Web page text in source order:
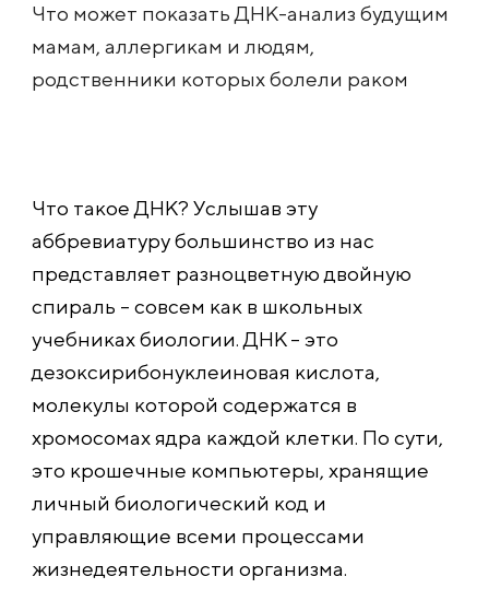
Что может показать ДНК-анализ будущим
мамам, аллергикам и людям,
родственники которых болели раком
Что такое ДНК? Услышав эту
аббревиатуру большинство из нас
представляет разноцветную двойную
спираль – совсем как в школьных
учебниках биологии. ДНК – это
дезоксирибонуклеиновая кислота,
молекулы которой содержатся в
хромосомах ядра каждой клетки. По сути,
это крошечные компьютеры, хранящие
личный биологический код и
управляющие всеми процессами
жизнедеятельности организма.